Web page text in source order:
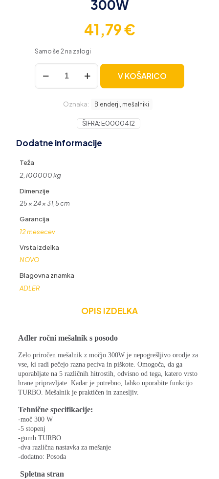
300W
41,79€
Samo še 2 na zalogi
Adler
mešalnik
s
V KOŠARICO
Oznaka: Blenderji, mešalniki
ŠIFRA: E0000412
Dodatne informacije
Teža
2,100000 kg
Dimenzije
25 × 24 × 31,5 cm
Garancija
12 mesecev
Vrsta izdelka
NOVO
Blagovna znamka
ADLER
OPIS IZDELKA
Adler ročni mešalnik s posodo
Zelo priročen mešalnik z močjo 300W je nepogrešljivo orodje za
vse, ki radi pečejo razna peciva in piškote. Omogoča, da ga
uporabljate na 5 različnih hitrostih, odvisno od tega, katero vrsto
hrane pripravljate. Kadar je potrebno, lahko uporabite funkcijo
TURBO. Mešalnik je praktičen in zanesljiv.
Tehnične specifikacije:
-moč 300 W
-5 stopenj
-gumb TURBO
-dva različna nastavka za mešanje
-dodatno: Posoda
Spletna stran